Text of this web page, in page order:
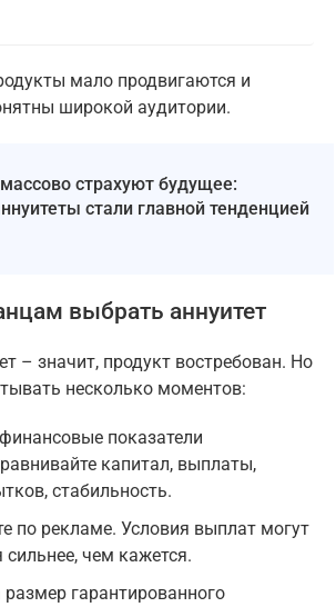
мало продвигаются и
широкой аудитории.
страхуют будущее:
стали главной тенденцией
выбрать аннуитет
– значит, продукт востребован. Но
несколько моментов:
показатели
капитал, выплаты,
стабильность.
по рекламе. Условия выплат могут
сильнее, чем кажется.
гарантированного